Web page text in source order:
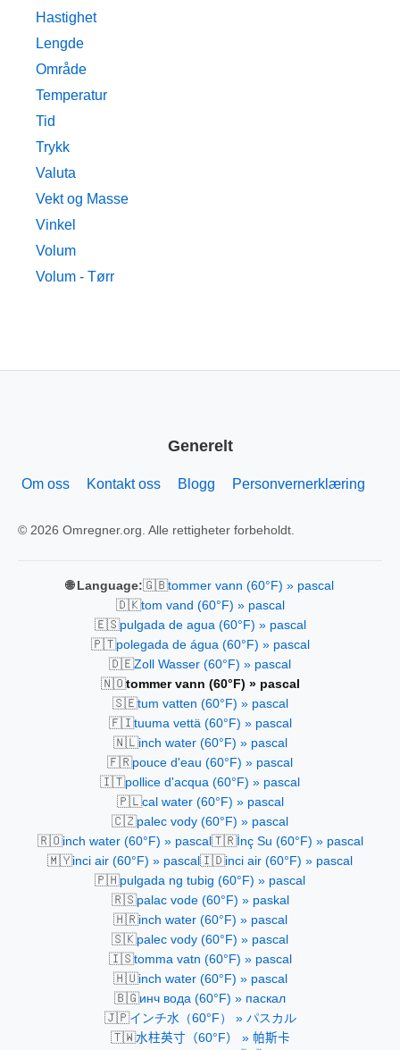
Hastighet
Lengde
Område
Temperatur
Tid
Trykk
Valuta
Vekt og Masse
Vinkel
Volum
Volum - Tørr
Generelt
Om oss Kontakt oss Blogg Personvernerklæring
© 2026 Omregner.org. Alle rettigheter forbeholdt.
🌐 Language:🇬🇧tommer vann (60°F) » pascal
🇩🇰tom vand (60°F) » pascal
🇪🇸pulgada de agua (60°F) » pascal
🇵🇹polegada de água (60°F) » pascal
🇩🇪Zoll Wasser (60°F) » pascal
🇳🇴tommer vann (60°F) » pascal
🇸🇪tum vatten (60°F) » pascal
🇫🇮tuuma vettä (60°F) » pascal
🇳🇱inch water (60°F) » pascal
🇫🇷pouce d'eau (60°F) » pascal
🇮🇹pollice d'acqua (60°F) » pascal
🇵🇱cal water (60°F) » pascal
🇨🇿palec vody (60°F) » pascal
🇷🇴inch water (60°F) » pascal 🇹🇷İnç Su (60°F) » pascal
🇲🇾inci air (60°F) » pascal 🇮🇩inci air (60°F) » pascal
🇵🇭pulgada ng tubig (60°F) » pascal
🇷🇸palac vode (60°F) » paskal
🇭🇷inch water (60°F) » pascal
🇸🇰palec vody (60°F) » pascal
🇮🇸tomma vatn (60°F) » pascal
🇭🇺inch water (60°F) » pascal
🇧🇬инч вода (60°F) » паскал
🇯🇵インチ水（60°F） » パスカル
🇹🇼水柱英寸（60°F） » 帕斯卡